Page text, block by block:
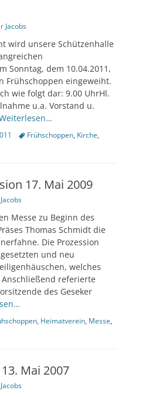
Jacobs
wird unsere Schützenhalle
Sonntag, dem 10.04.2011,
Frühschoppen eingeweiht.
wie folgt dar: 9.00 UhrHl.
u.a. Vorstand u.
TagsFrühschoppen, Kirche,
17. Mai 2009
Messe zu Beginn des
Thomas Schmidt die
Die Prozession
und neu
welches
referierte
des Geseker
, Heimatverein, Messe,
Mai 2007